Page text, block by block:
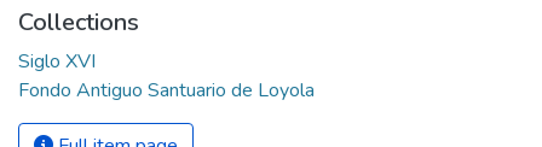
Collections
Siglo XVI
Fondo Antiguo Santuario de Loyola